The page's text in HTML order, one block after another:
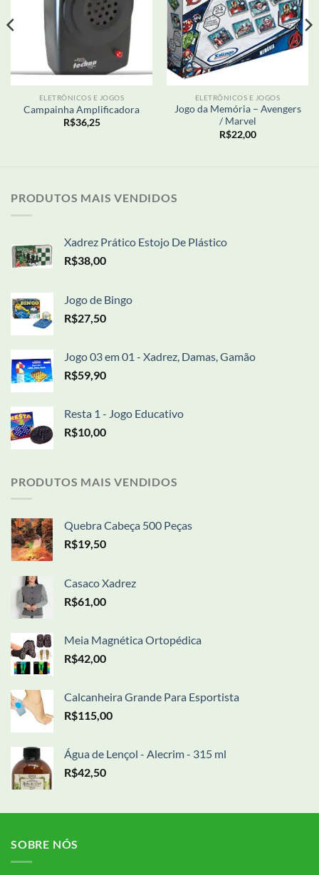
ELETRÔNICOS E JOGOS
Campainha Amplificadora
R$36,25
ELETRÔNICOS E JOGOS
Jogo da Memória – Avengers
/ Marvel
R$22,00
PRODUTOS MAIS VENDIDOS
Xadrez Prático Estojo De Plástico
R$38,00
Jogo de Bingo
R$27,50
Jogo 03 em 01 - Xadrez, Damas, Gamão
R$59,90
Resta 1 - Jogo Educativo
R$10,00
PRODUTOS MAIS VENDIDOS
Quebra Cabeça 500 Peças
R$19,50
Casaco Xadrez
R$61,00
Meia Magnética Ortopédica
R$42,00
Calcanheira Grande Para Esportista
R$115,00
Água de Lençol - Alecrim - 315 ml
R$42,50
SOBRE NÓS